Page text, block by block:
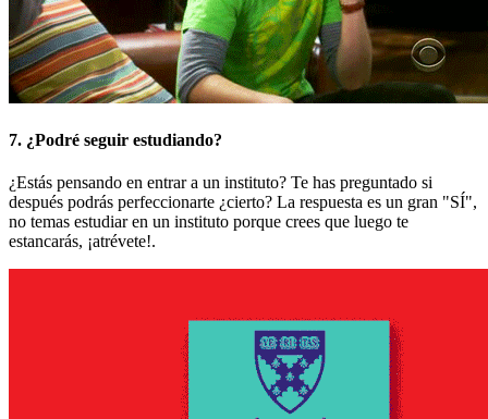
7. ¿Podré seguir estudiando?
¿Estás pensando en entrar a un instituto? Te has preguntado si
después podrás perfeccionarte ¿cierto? La respuesta es un gran "SÍ",
no temas estudiar en un instituto porque crees que luego te
estancarás, ¡atrévete!.